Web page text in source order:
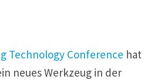
Technology Conference hat
neues Werkzeug in der